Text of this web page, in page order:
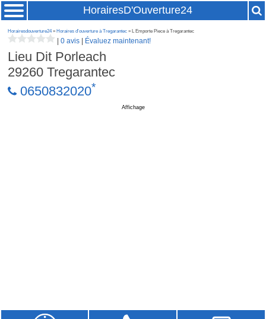
HorairesD'Ouverture24
Horairesdouverture24» Horaires d'ouverture à Tregarantec » L Emporte Piece à Tregarantec
|0 avis Évaluez maintenant!
Lieu Dit Porleach
29260Tregarantec
0650832020*
Affichage